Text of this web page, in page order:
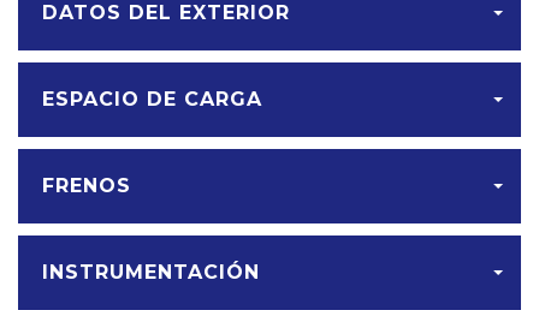
DATOS DEL EXTERIOR
ESPACIO DE CARGA
FRENOS
INSTRUMENTACIÓN